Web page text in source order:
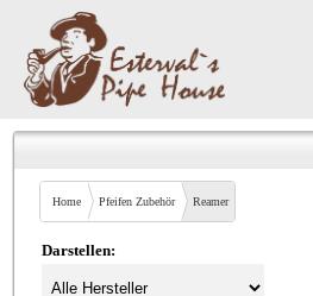
Home Pfeifen Zubehör Reamer
Darstellen: